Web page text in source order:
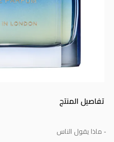
تفاصيل المنتج
- ماذا يقول الناس